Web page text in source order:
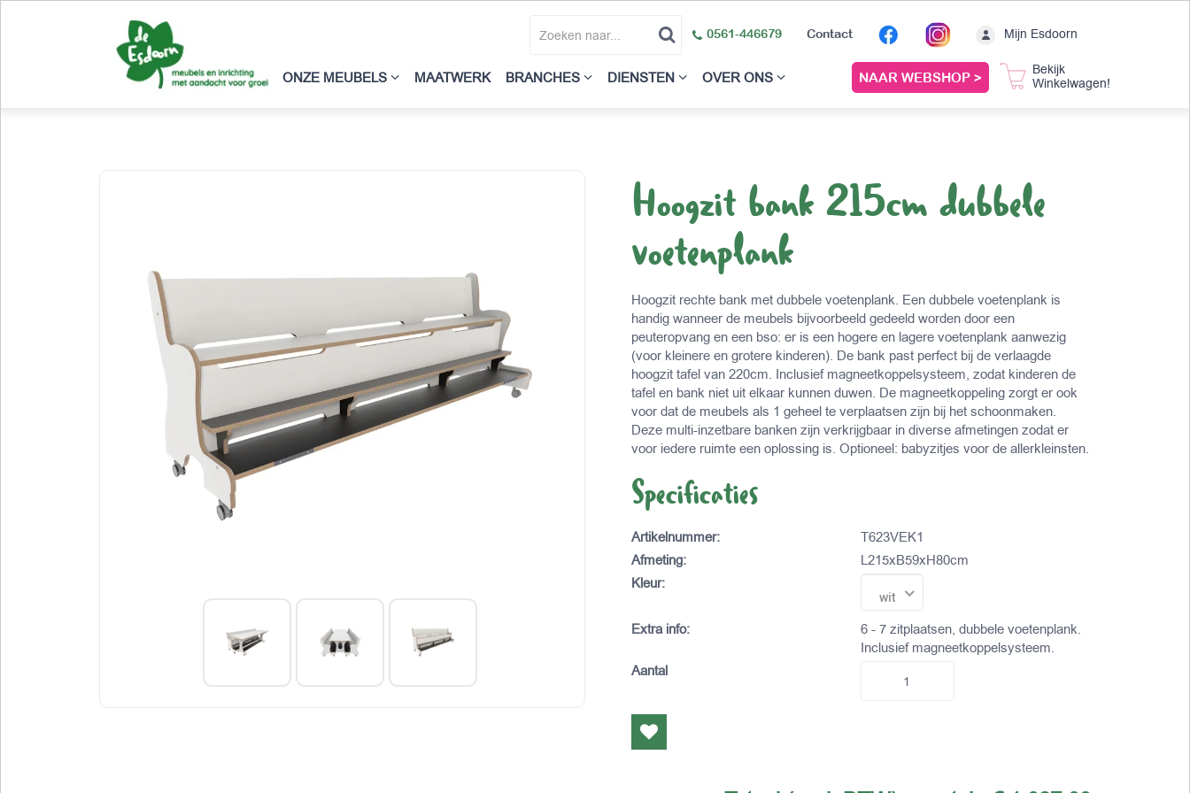
0561-446679 Contact Mijn Esdoorn
ONZE MEUBELS MAATWERK BRANCHES DIENSTEN OVER ONS NAAR WEBSHOP >
Bekijk
Winkelwagen!
Hoogzit bank 215cm dubbele
voetenplank
Hoogzit rechte bank met dubbele voetenplank. Een dubbele voetenplank is
handig wanneer de meubels bijvoorbeeld gedeeld worden door een
peuteropvang en een bso: er is een hogere en lagere voetenplank aanwezig
(voor kleinere en grotere kinderen). De bank past perfect bij de verlaagde
hoogzit tafel van 220cm. Inclusief magneetkoppelsysteem, zodat kinderen de
tafel en bank niet uit elkaar kunnen duwen. De magneetkoppeling zorgt er ook
voor dat de meubels als 1 geheel te verplaatsen zijn bij het schoonmaken.
Deze multi-inzetbare banken zijn verkrijgbaar in diverse afmetingen zodat er
voor iedere ruimte een oplossing is. Optioneel: babyzitjes voor de allerkleinsten.
Specificaties
Artikelnummer:
T623VEK1
Afmeting:
L215xB59xH80cm
Kleur:
wit
Extra info:
6 - 7 zitplaatsen, dubbele voetenplank.
Inclusief magneetkoppelsysteem.
Aantal